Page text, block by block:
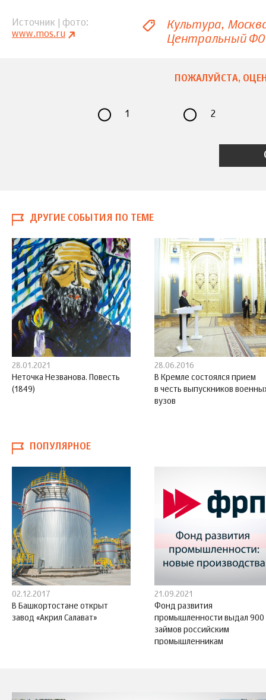
Источник | фото
www.mos.ru
Культура
Центральный ФО
ПОЖАЛУЙСТА,
1 2
ДРУГИЕ СОБЫТИЯ ПО ТЕМЕ
28.01.2021
Неточка Незванова. Повесть
(1849)
28.06.2016
В Кремле состоялся прием
в честь выпускников
вузов
ПОПУЛЯРНОЕ
02.12.2017
В Башкортостане открыт
завод «Акрил Салават»
21.09.2021
Фонд развития
промышленности выдал 900
займов российским
промышленникам